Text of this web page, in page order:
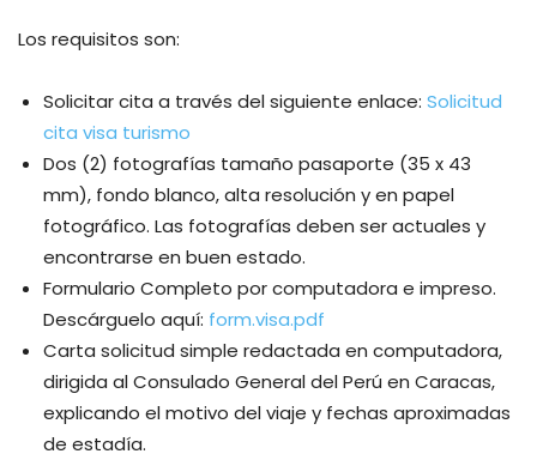
Los requisitos son:
Solicitar cita a través del siguiente enlace: Solicitud
cita visa turismo
Dos (2) fotografías tamaño pasaporte (35 x 43
mm), fondo blanco, alta resolución y en papel
fotográfico. Las fotografías deben ser actuales y
encontrarse en buen estado.
Formulario Completo por computadora e impreso.
Descárguelo aquí: form.visa.pdf
Carta solicitud simple redactada en computadora,
dirigida al Consulado General del Perú en Caracas,
explicando el motivo del viaje y fechas aproximadas
de estadía.